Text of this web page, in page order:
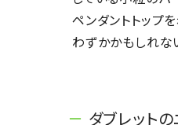
ペンダントトップ
わずかかもしれな
ダブレット